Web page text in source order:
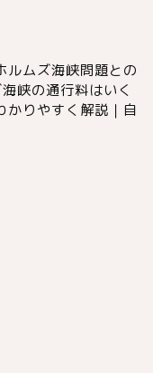
ルムズ海峡問題との
峡の通行料はいく
かりやすく解説｜自